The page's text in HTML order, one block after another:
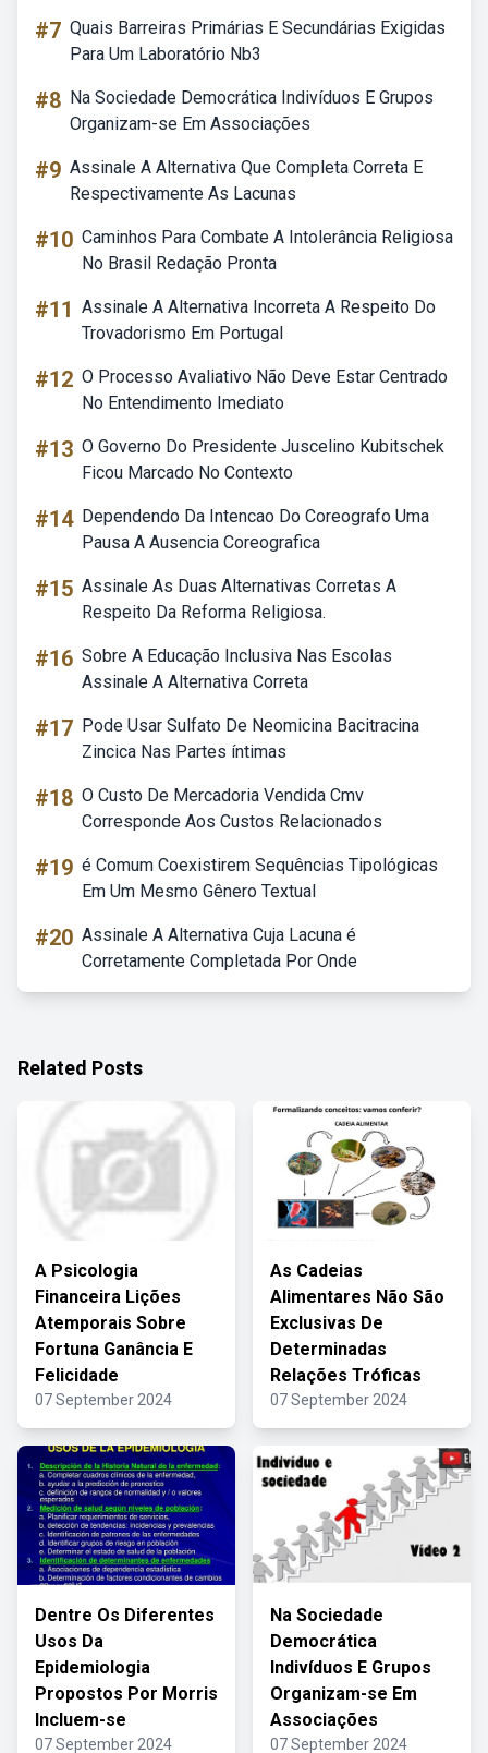
#7 Quais Barreiras Primárias E Secundárias Exigidas
Para Um Laboratório Nb3
#8 Na Sociedade Democrática Indivíduos E Grupos
Organizam-se Em Associações
#9 Assinale A Alternativa Que Completa Correta E
Respectivamente As Lacunas
#10 Caminhos Para Combate A Intolerância Religiosa
No Brasil Redação Pronta
#11 Assinale A Alternativa Incorreta A Respeito Do
Trovadorismo Em Portugal
#12 O Processo Avaliativo Não Deve Estar Centrado
No Entendimento Imediato
#13 O Governo Do Presidente Juscelino Kubitschek
Ficou Marcado No Contexto
#14 Dependendo Da Intencao Do Coreografo Uma
Pausa A Ausencia Coreografica
#15 Assinale As Duas Alternativas Corretas A
Respeito Da Reforma Religiosa.
#16 Sobre A Educação Inclusiva Nas Escolas
Assinale A Alternativa Correta
#17 Pode Usar Sulfato De Neomicina Bacitracina
Zincica Nas Partes íntimas
#18 O Custo De Mercadoria Vendida Cmv
Corresponde Aos Custos Relacionados
#19 é Comum Coexistirem Sequências Tipológicas
Em Um Mesmo Gênero Textual
#20 Assinale A Alternativa Cuja Lacuna é
Corretamente Completada Por Onde
Related Posts
A Psicologia
Financeira Lições
Atemporais Sobre
Fortuna Ganância E
Felicidade
07 September 2024
As Cadeias
Alimentares Não São
Exclusivas De
Determinadas
Relações Tróficas
07 September 2024
Dentre Os Diferentes
Usos Da
Epidemiologia
Propostos Por Morris
Incluem-se
07 September 2024
Na Sociedade
Democrática
Indivíduos E Grupos
Organizam-se Em
Associações
07 September 2024